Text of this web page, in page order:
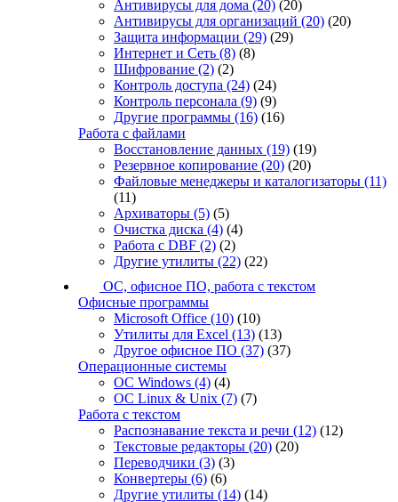
Антивирусы для дома (20) (20)
Антивирусы для организаций (20) (20)
Защита информации (29) (29)
Интернет и Сеть (8) (8)
Шифрование (2) (2)
Контроль доступа (24) (24)
Контроль персонала (9) (9)
Другие программы (16) (16)
Работа с файлами
Восстановление данных (19) (19)
Резервное копирование (20) (20)
Файловые менеджеры и каталогизаторы (11)
(11)
Архиваторы (5) (5)
Очистка диска (4) (4)
Работа с DBF (2) (2)
Другие утилиты (22) (22)
ОС, офисное ПО, работа с текстом
Офисные программы
Microsoft Office (10) (10)
Утилиты для Excel (13) (13)
Другое офисное ПО (37) (37)
Операционные системы
ОС Windows (4) (4)
ОС Linux & Unix (7) (7)
Работа с текстом
Распознавание текста и речи (12) (12)
Текстовые редакторы (20) (20)
Переводчики (3) (3)
Конвертеры (6) (6)
Другие утилиты (14) (14)